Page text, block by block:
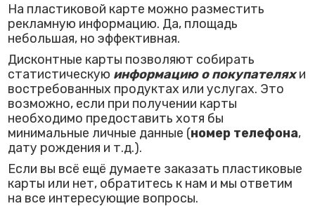
На пластиковой карте можно разместить
рекламную информацию. Да, площадь
небольшая, но эффективная.
Дисконтные карты позволяют собирать
статистическую информацию о покупателяхи
востребованных продуктах или услугах. Это
возможно, если при получении карты
необходимо предоставить хотя бы
минимальные личные данные (номер телефона,
дату рождения и т.д.).
Если вы всё ещё думаете заказать пластиковые
карты или нет, обратитесь к нам и мы ответим
на все интересующие вопросы.